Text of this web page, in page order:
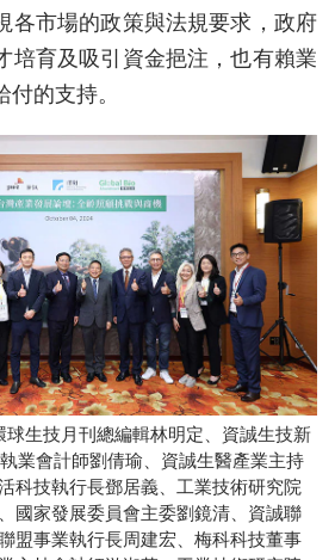
各市場的政策與法規要求，政府
培育及吸引資金挹注，也有賴業
的支持。
球生技月刊總編輯林明定、資誠生技新
業會計師劉倩瑜、資誠生醫產業主持
科技執行長鄧居義、工業技術研究院
國家發展委員會主委劉鏡清、資誠聯
盟事業執行長周建宏、梅科科技董事